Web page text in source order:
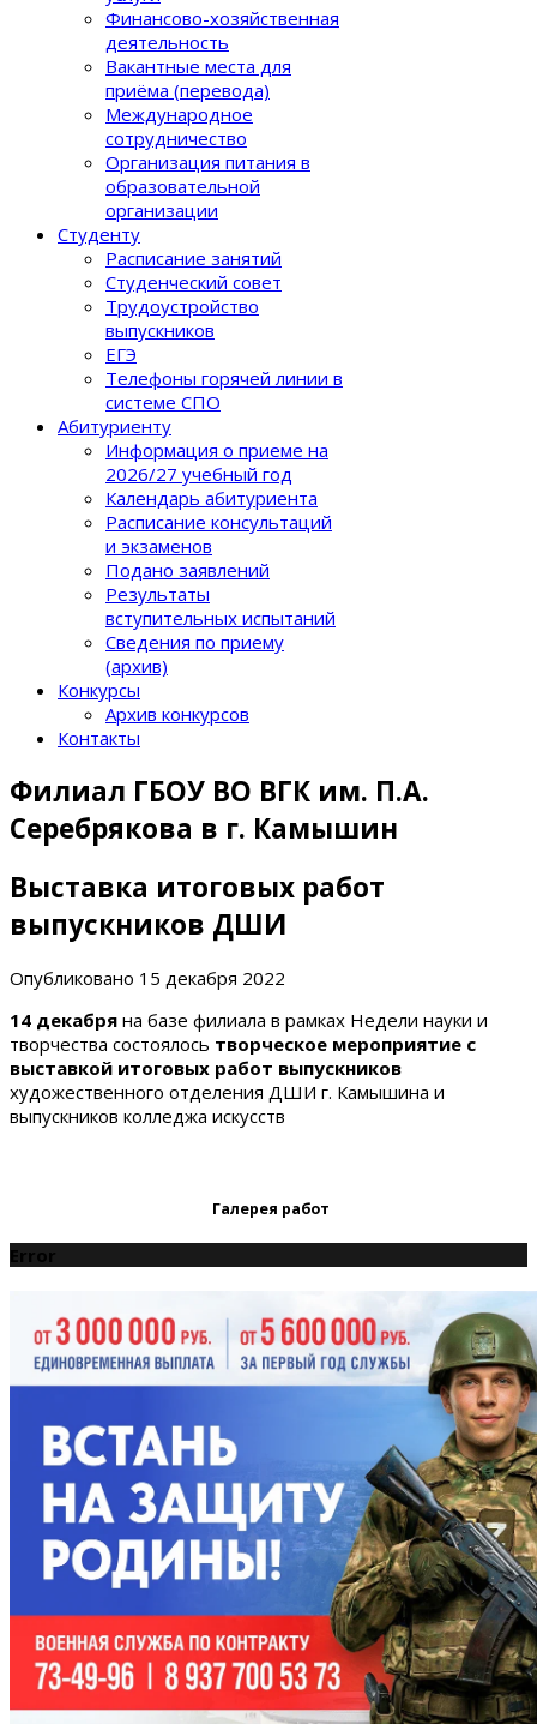
Финансово-хозяйственная
деятельность
Вакантные места для
приёма (перевода)
Международное
сотрудничество
Организация питания в
образовательной
организации
Студенту
Расписание занятий
Студенческий совет
Трудоустройство
выпускников
ЕГЭ
Телефоны горячей линии в
системе СПО
Абитуриенту
Информация о приеме на
2026/27 учебный год
Календарь абитуриента
Расписание консультаций
и экзаменов
Подано заявлений
Результаты
вступительных испытаний
Сведения по приему
(архив)
Конкурсы
Архив конкурсов
Контакты
Филиал ГБОУ ВО ВГК им. П.А.
Серебрякова в г. Камышин
Выставка итоговых работ
выпускников ДШИ
Опубликовано 15 декабря 2022
14 декабря на базе филиала в рамках Недели науки и
творчества состоялось творческое мероприятие с
выставкой итоговых работ выпускников
художественного отделения ДШИ г. Камышина и
выпускников колледжа искусств
Галерея работ
Error